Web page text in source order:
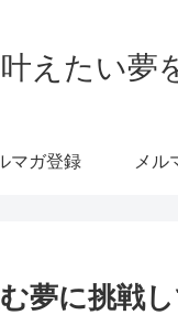
えたい夢
マガ登録 メル
夢に挑戦